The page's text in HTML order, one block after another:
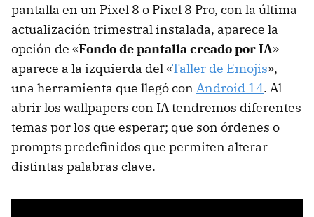
pantalla en un Pixel 8 o Pixel 8 Pro, con la última
actualización trimestral instalada, aparece la
opción de «Fondo de pantalla creado por IA»
aparece a la izquierda del «Taller de Emojis»,
una herramienta que llegó con Android 14. Al
abrir los wallpapers con IA tendremos diferentes
temas por los que esperar; que son órdenes o
prompts predefinidos que permiten alterar
distintas palabras clave.